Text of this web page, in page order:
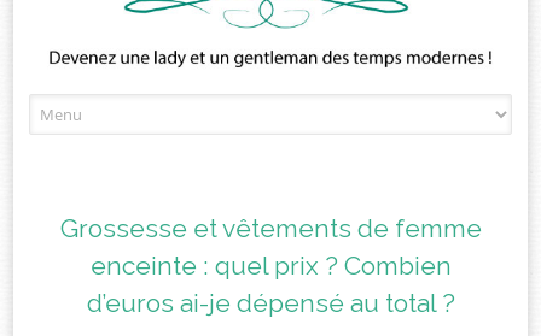
to
Grossesse et vêtements de femme
enceinte : quel prix ? Combien
d’euros ai-je dépensé au total ?